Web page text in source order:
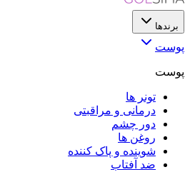
برندها
پوست
پوست
تونر ها
درمانی و مراقبتی
دور چشم
روغن ها
شوینده و پاک کننده
ضد آفتاب